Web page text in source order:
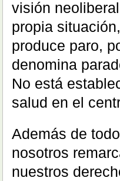
visión
propia
produce paro,
denomina
No está
salud en el
Además de
nosotros
nuestros